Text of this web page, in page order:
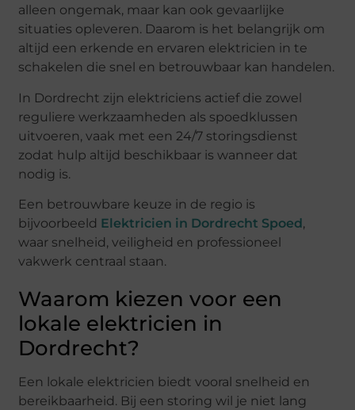
alleen ongemak, maar kan ook gevaarlijke
situaties opleveren. Daarom is het belangrijk om
altijd een erkende en ervaren elektricien in te
schakelen die snel en betrouwbaar kan handelen.
In Dordrecht zijn elektriciens actief die zowel
reguliere werkzaamheden als spoedklussen
uitvoeren, vaak met een 24/7 storingsdienst
zodat hulp altijd beschikbaar is wanneer dat
nodig is.
Een betrouwbare keuze in de regio is
bijvoorbeeld Elektricien in Dordrecht Spoed ,
waar snelheid, veiligheid en professioneel
vakwerk centraal staan.
Waarom kiezen voor een
lokale elektricien in
Dordrecht?
Een lokale elektricien biedt vooral snelheid en
bereikbaarheid. Bij een storing wil je niet lang